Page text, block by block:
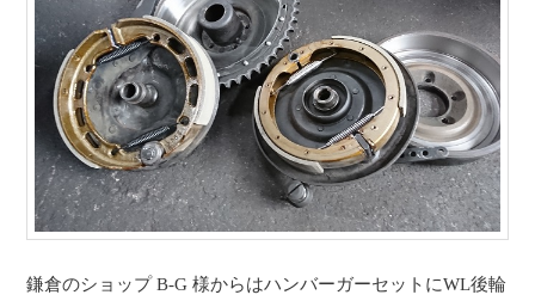
鎌倉のショップ B-G 様からはハンバーガーセットにWL後輪